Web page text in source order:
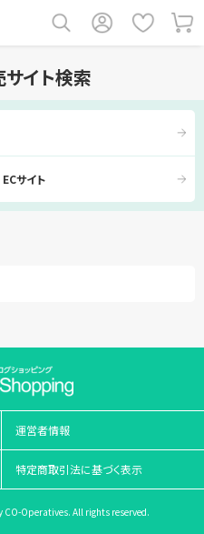
イト検索
サイト
運営者情報
特定商取引法に基づく表示
Operatives. All rights reserved.